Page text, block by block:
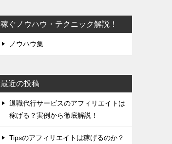
稼ぐノウハウ・テクニック解説！
ノウハウ集
最近の投稿
退職代行サービスのアフィリエイトは
稼げる？実例から徹底解説！
Tipsのアフィリエイトは稼げるのか？